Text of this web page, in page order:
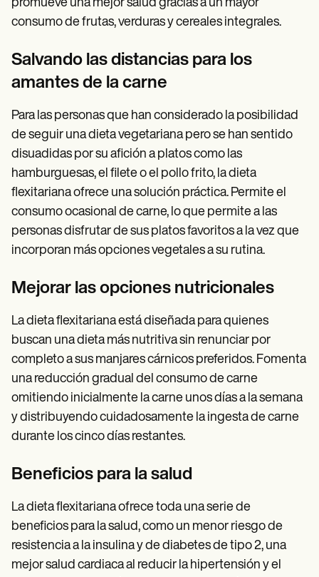
promueve una mejor salud gracias a un mayor
consumo de frutas, verduras y cereales integrales.
Salvando las distancias para los
amantes de la carne
Para las personas que han considerado la posibilidad
de seguir una dieta vegetariana pero se han sentido
disuadidas por su afición a platos como las
hamburguesas, el filete o el pollo frito, la dieta
flexitariana ofrece una solución práctica. Permite el
consumo ocasional de carne, lo que permite a las
personas disfrutar de sus platos favoritos a la vez que
incorporan más opciones vegetales a su rutina.
Mejorar las opciones nutricionales
La dieta flexitariana está diseñada para quienes
buscan una dieta más nutritiva sin renunciar por
completo a sus manjares cárnicos preferidos. Fomenta
una reducción gradual del consumo de carne
omitiendo inicialmente la carne unos días a la semana
y distribuyendo cuidadosamente la ingesta de carne
durante los cinco días restantes.
Beneficios para la salud
La dieta flexitariana ofrece toda una serie de
beneficios para la salud, como un menor riesgo de
resistencia a la insulina y de diabetes de tipo 2, una
mejor salud cardiaca al reducir la hipertensión y el